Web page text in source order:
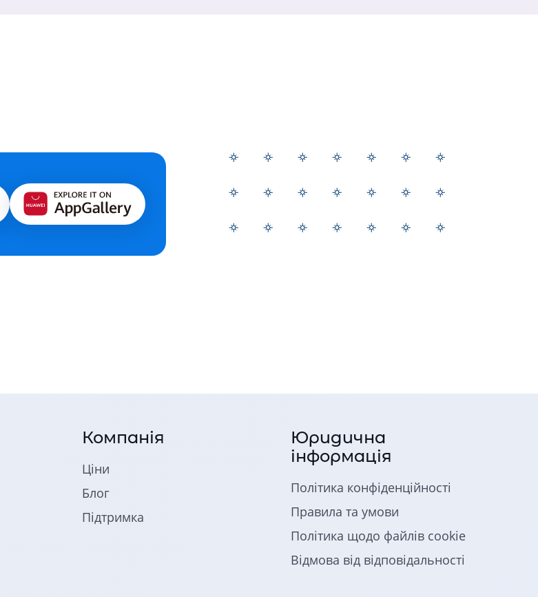
Компанія
Ціни
Блог
Підтримка
Юридична
інформація
Політика конфіденційності
Правила та умови
Політика щодо файлів cookie
Відмова від відповідальності